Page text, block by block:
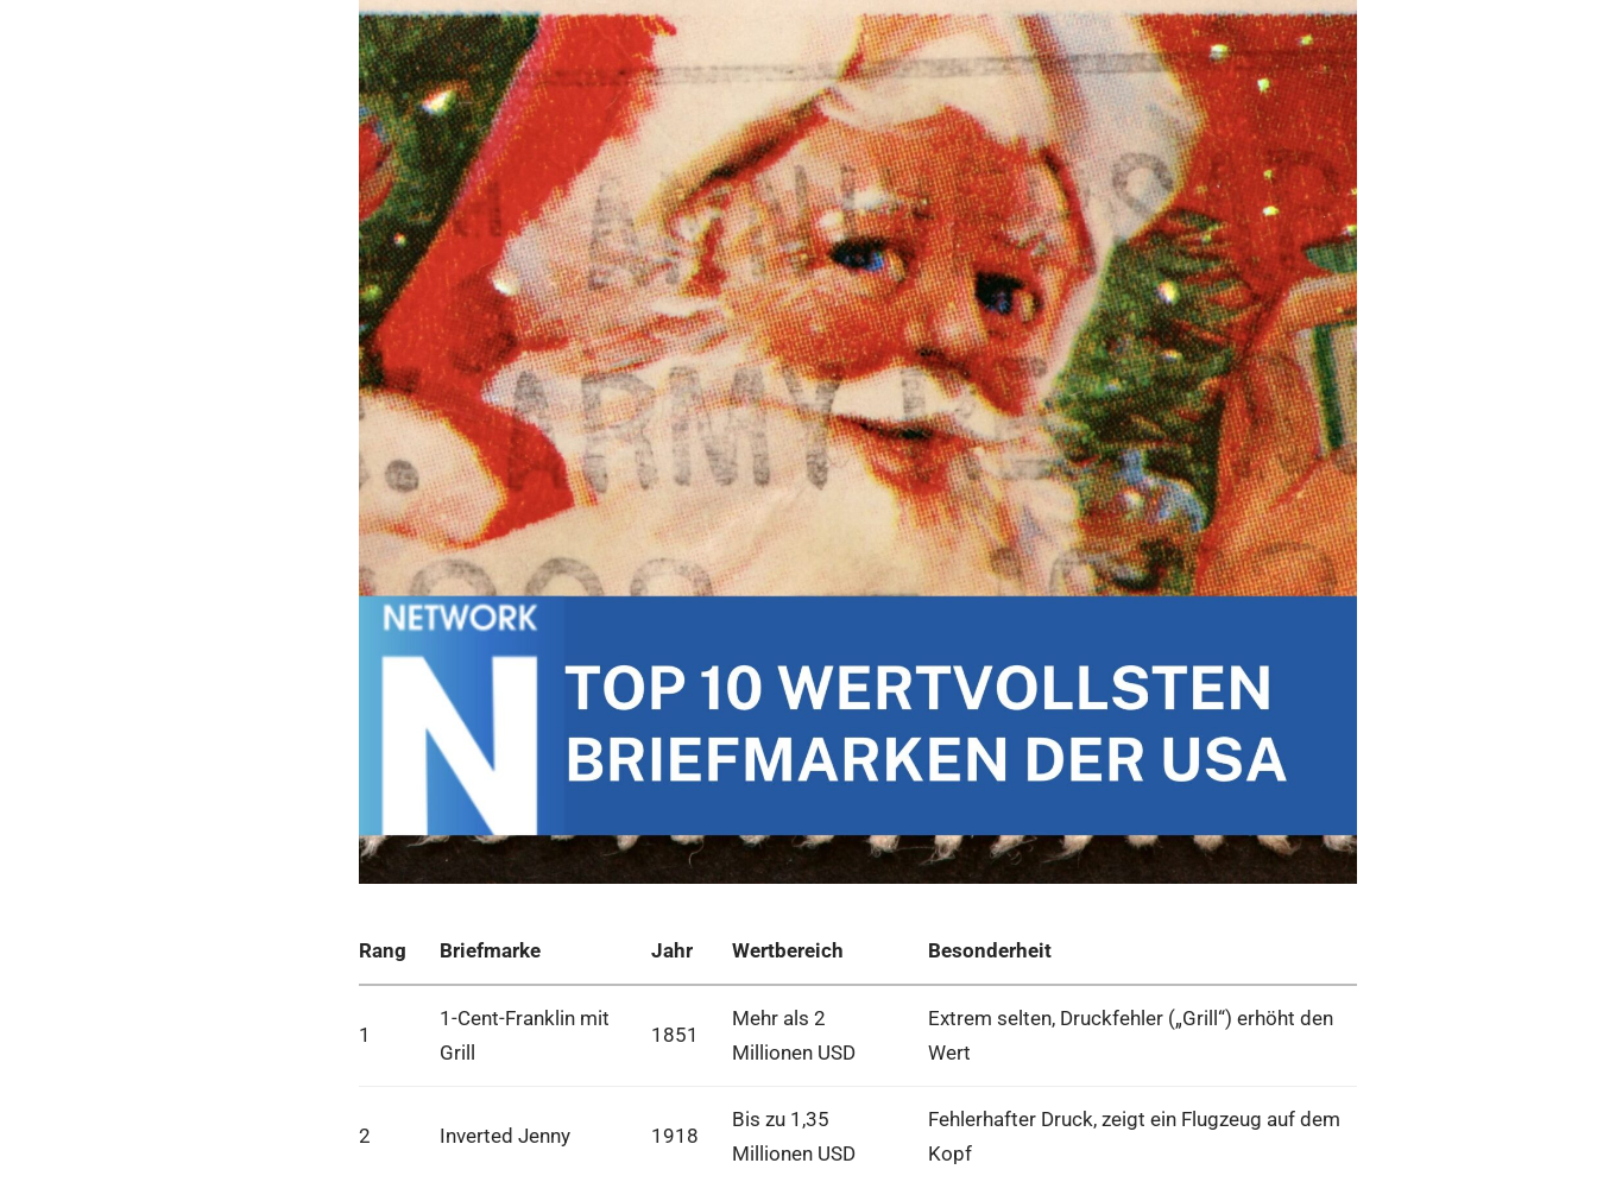
Rang Briefmarke Jahr Wertbereich Besonderheit
1
1-Cent-Franklin mit
Grill
1851
Mehr als 2
Millionen USD
Extrem selten, Druckfehler („Grill“) erhöht den
Wert
2 Inverted Jenny 1918
Bis zu 1,35
Millionen USD
Fehlerhafter Druck, zeigt ein Flugzeug auf dem
Kopf